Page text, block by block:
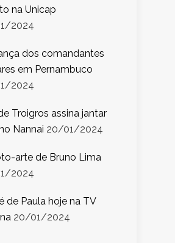
na Unicap
2024
dos comandantes
em Pernambuco
2024
Troigros assina jantar
Nannai 20/01/2024
arte de Bruno Lima
2024
de Paula hoje na TV
20/01/2024